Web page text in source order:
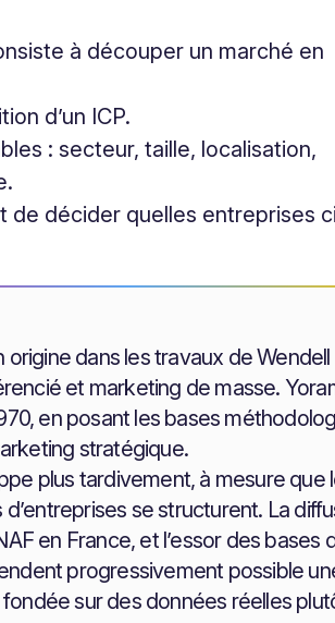
à découper un marché en
d’un ICP.
: secteur, taille, localisation,
de décider quelles entreprises
dans les travaux de Wendell
et marketing de masse.
en posant les bases
stratégique.
plus tardivement, à mesure que
se structurent. La
en France, et l’essor des bases
progressivement possible
sur des données réelles